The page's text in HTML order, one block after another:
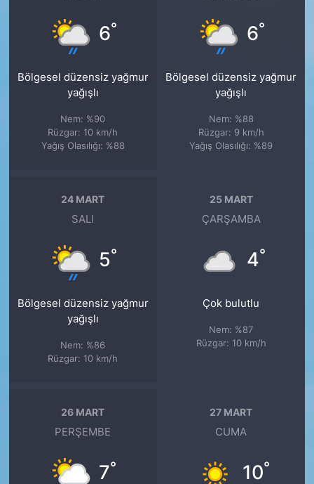
6°
Bölgesel düzensiz yağmur
yağışlı
Nem: %90
Rüzgar: 10 km/h
Yağış Olasılığı: %88
6°
Bölgesel düzensiz yağmur
yağışlı
Nem: %88
Rüzgar: 9 km/h
Yağış Olasılığı: %89
24 MART
SALI
5°
Bölgesel düzensiz yağmur
yağışlı
Nem: %86
Rüzgar: 10 km/h
25 MART
ÇARŞAMBA
4°
Çok bulutlu
Nem: %87
Rüzgar: 10 km/h
26 MART
PERŞEMBE
7°
27 MART
CUMA
10°